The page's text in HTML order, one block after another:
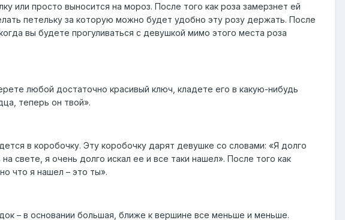
или просто выносится на мороз. После того как роза замерзнет ей
петельку за которую можно будет удобно эту розу держать. После
вы будете прогуливаться с девушкой мимо этого места роза
любой достаточно красивый ключ, кладете его в какую-нибудь
теперь он твой».
в коробочку. Эту коробочку дарят девушке со словами: «Я долго
я очень долго искал ее и все таки нашел». После того как
что я нашел – это ты».
– в основании большая, ближе к вершине все меньше и меньше.